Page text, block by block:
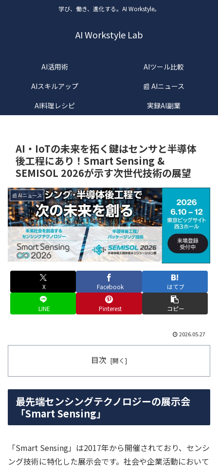
学び、働き、進化する。AI Workstyle。
AI Workstyle Lab
AI活用術
AIツール比較
AIスキルアップ
📰 AIニュース
AI料理レシピ
実録AI副業
AI・IoTの未来を拓く鍵はセンサと半導体
後工程にあり！Smart Sensing &
SEMISOL 2026が示す次世代技術の展望
📰 AIニュース
X Facebook はてブ
LINE Pinterest コピー
2026.05.27
目次
最先端センシングテクノロジーの展示会
「Smart Sensing」
「Smart Sensing」は2017年から開催されており、センシ
ング技術に特化した展示会です。社会や企業活動において